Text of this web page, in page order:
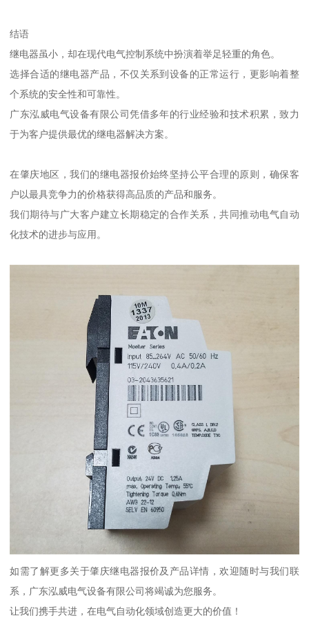
结语
继电器虽小，却在现代电气控制系统中扮演着举足轻重的角色。
选择合适的继电器产品，不仅关系到设备的正常运行，更影响着整
个系统的安全性和可靠性。
广东泓威电气设备有限公司凭借多年的行业经验和技术积累，致力
于为客户提供最优的继电器解决方案。
在肇庆地区，我们的继电器报价始终坚持公平合理的原则，确保客
户以最具竞争力的价格获得高品质的产品和服务。
我们期待与广大客户建立长期稳定的合作关系，共同推动电气自动
化技术的进步与应用。
如需了解更多关于肇庆继电器报价及产品详情，欢迎随时与我们联
系，广东泓威电气设备有限公司将竭诚为您服务。
让我们携手共进，在电气自动化领域创造更大的价值！